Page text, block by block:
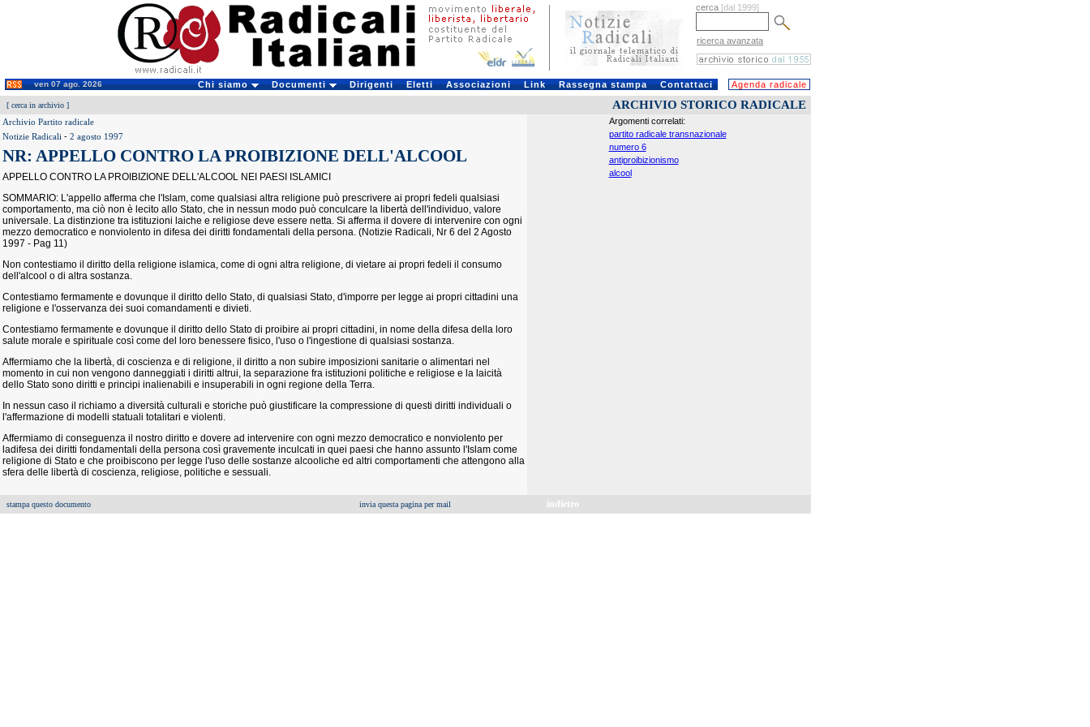
cerca [dal 1999]
ricerca avanzata
ven 07 ago. 2026 Chi siamo Documenti Dirigenti Eletti Associazioni Link Rassegna stampa Contattaci Agenda radicale
[ cerca in archivio ] ARCHIVIO STORICO RADICALE
Archivio Partito radicale
Notizie Radicali - 2 agosto 1997
NR: APPELLO CONTRO LA PROIBIZIONE DELL'ALCOOL
APPELLO CONTRO LA PROIBIZIONE DELL'ALCOOL NEI PAESI ISLAMICI
SOMMARIO: L'appello afferma che l'Islam, come qualsiasi altra religione può prescrivere ai propri fedeli qualsiasi
comportamento, ma ciò non è lecito allo Stato, che in nessun modo può conculcare la libertà dell'individuo, valore
universale. La distinzione tra istituzioni laiche e religiose deve essere netta. Si afferma il dovere di intervenire con ogni
mezzo democratico e nonviolento in difesa dei diritti fondamentali della persona. (Notizie Radicali, Nr 6 del 2 Agosto
1997 - Pag 11)
Non contestiamo il diritto della religione islamica, come di ogni altra religione, di vietare ai propri fedeli il consumo
dell'alcool o di altra sostanza.
Contestiamo fermamente e dovunque il diritto dello Stato, di qualsiasi Stato, d'imporre per legge ai propri cittadini una
religione e l'osservanza dei suoi comandamenti e divieti.
Contestiamo fermamente e dovunque il diritto dello Stato di proibire ai propri cittadini, in nome della difesa della loro
salute morale e spirituale così come del loro benessere fisico, l'uso o l'ingestione di qualsiasi sostanza.
Affermiamo che la libertà, di coscienza e di religione, il diritto a non subire imposizioni sanitarie o alimentari nel
momento in cui non vengono danneggiati i diritti altrui, la separazione fra istituzioni politiche e religiose e la laicità
dello Stato sono diritti e principi inalienabili e insuperabili in ogni regione della Terra.
In nessun caso il richiamo a diversità culturali e storiche può giustificare la compressione di questi diritti individuali o
l'affermazione di modelli statuali totalitari e violenti.
Affermiamo di conseguenza il nostro diritto e dovere ad intervenire con ogni mezzo democratico e nonviolento per
ladifesa dei diritti fondamentali della persona così gravemente inculcati in quei paesi che hanno assunto l'Islam come
religione di Stato e che proibiscono per legge l'uso delle sostanze alcooliche ed altri comportamenti che attengono alla
sfera delle libertà di coscienza, religiose, politiche e sessuali.
Argomenti correlati:
partito radicale transnazionale
numero 6
antiproibizionismo
alcool
stampa questo documento invia questa pagina per mail indietro